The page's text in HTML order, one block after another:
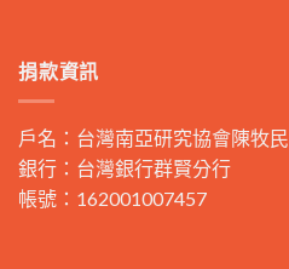
捐款資訊
戶名：台灣南亞研究協會陳牧民
銀行：台灣銀行群賢分行
帳號：162001007457